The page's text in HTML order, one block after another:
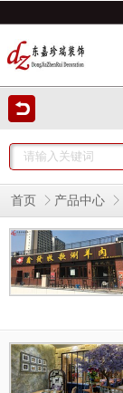
首页 产品中心